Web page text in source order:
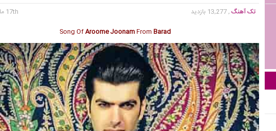
تک آهنگ, 13,277 بازدید
17th مارس 2018
Song OfAroome JoonamFrom Barad